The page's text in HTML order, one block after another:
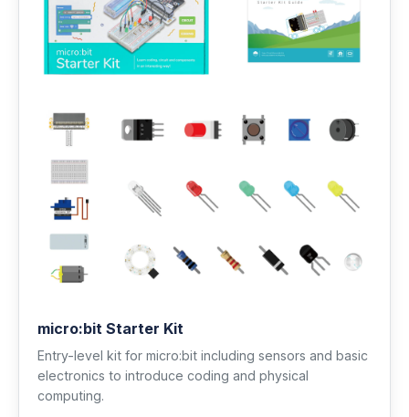
micro:bit Starter Kit
Entry-level kit for micro:bit including sensors and basic
electronics to introduce coding and physical
computing.